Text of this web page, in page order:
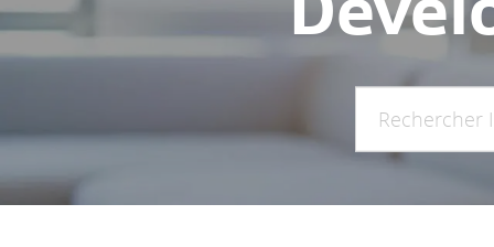
Rechercher